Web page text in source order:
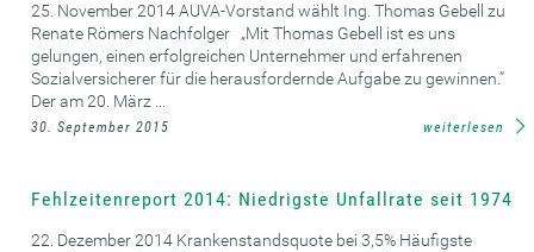
25. November 2014 AUVA-Vorstand wählt Ing. Thomas Gebell zu
Renate Römers Nachfolger „Mit Thomas Gebell ist es uns
gelungen, einen erfolgreichen Unternehmer und erfahrenen
Sozialversicherer für die herausfordernde Aufgabe zu gewinnen.“
Der am 20. März ...
30. September 2015 weiterlesen
Fehlzeitenreport 2014: Niedrigste Unfallrate seit 1974
22. Dezember 2014 Krankenstandsquote bei 3,5% Häufigste